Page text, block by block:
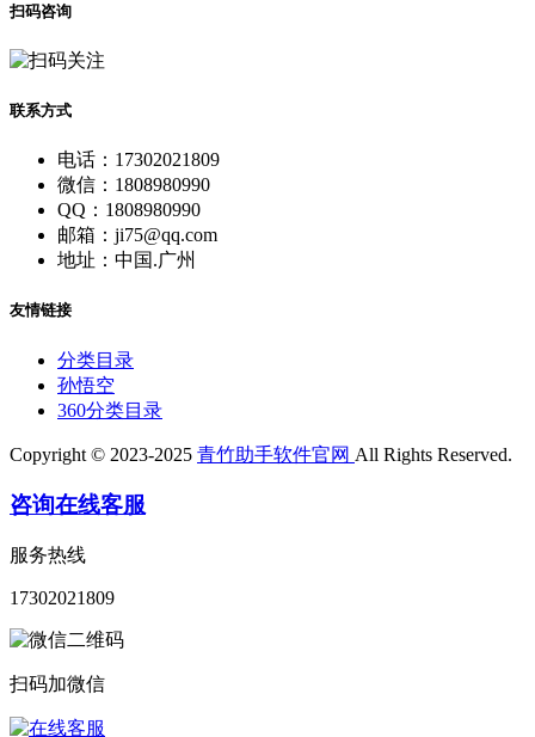
扫码咨询
联系方式
电话：17302021809
微信：1808980990
QQ：1808980990
邮箱：ji75@qq.com
地址：中国.广州
友情链接
分类目录
孙悟空
360分类目录
Copyright © 2023-2025 青竹助手软件官网 All Rights Reserved.
咨询在线客服
服务热线
17302021809
扫码加微信